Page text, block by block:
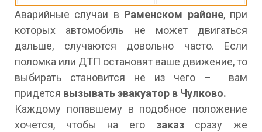
Аварийные случаи в Раменском районе, при
которых автомобиль не может двигаться
дальше, случаются довольно часто. Если
поломка или ДТП остановят ваше движение, то
выбирать становится не из чего – вам
придется вызывать эвакуатор в Чулково.
Каждому попавшему в подобное положение
хочется, чтобы на его заказсразу же